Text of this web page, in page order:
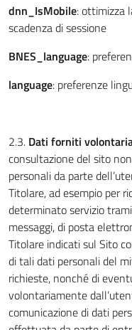
dnn_IsMobile: ottimizza
scadenza di sessione
BNES_language:
language: preferenze
2.3. Dati forniti
consultazione del sito
personali da parte
Titolare, ad esempio per
determinato servizio
messaggi, di posta
Titolare indicati sul Sito
di tali dati personali del
richieste, nonché di
volontariamente
comunicazione di dati